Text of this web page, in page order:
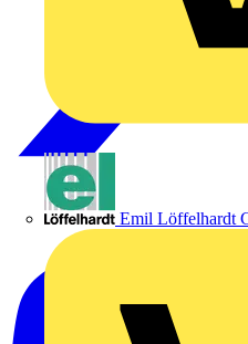
Emil Löffelhardt